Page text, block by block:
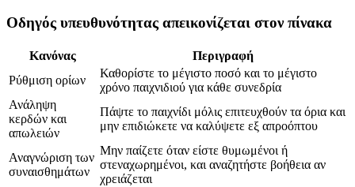
Οδηγός υπευθυνότητας απεικονίζεται στον πίνακα
Κανόνας
Περιγραφή
Ρύθμιση ορίων
Καθορίστε το μέγιστο ποσό και το μέγιστο
χρόνο παιχνιδιού για κάθε συνεδρία
Ανάληψη
κερδών και
απωλειών
Πάψτε το παιχνίδι μόλις επιτευχθούν τα όρια και
μην επιδιώκετε να καλύψετε εξ απροόπτου
Αναγνώριση των
συναισθημάτων
Μην παίζετε όταν είστε θυμωμένοι ή
στεναχωρημένοι, και αναζητήστε βοήθεια αν
χρειάζεται